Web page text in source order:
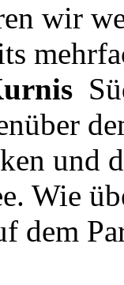
wir
und
Wie
dem